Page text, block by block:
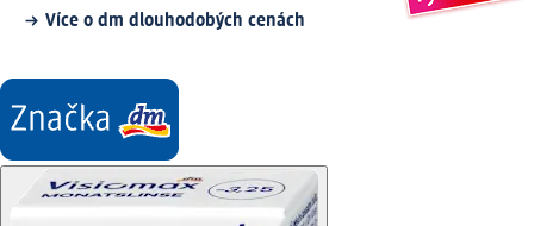
Více o dm dlouhodobých cenách